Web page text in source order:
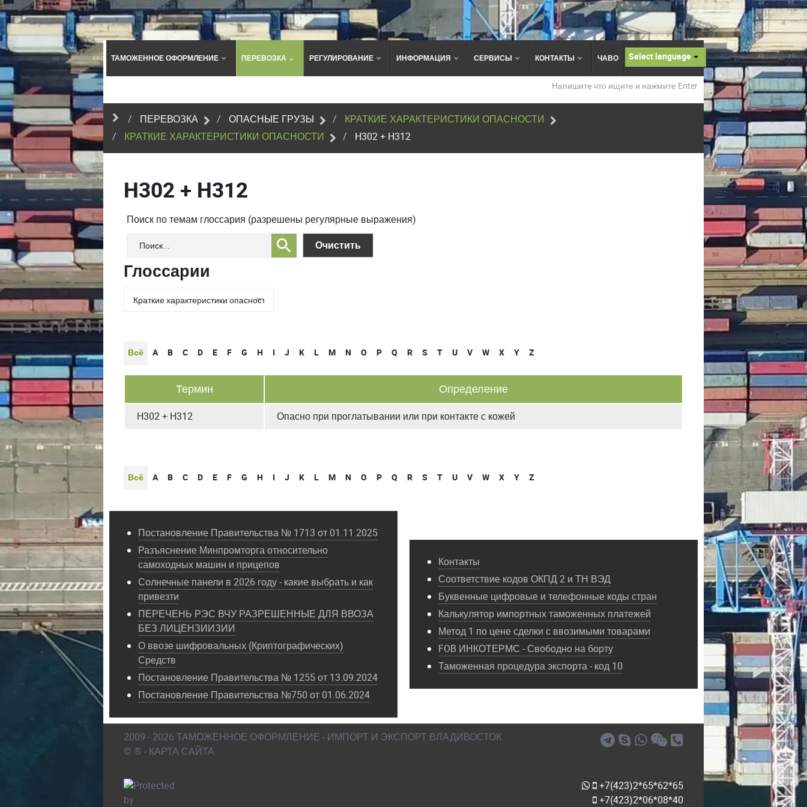
ТАМОЖЕННОЕ ОФОРМЛЕНИЕ ПЕРЕВОЗКА РЕГУЛИРОВАНИЕ ИНФОРМАЦИЯ СЕРВИСЫ КОНТАКТЫ ЧАВО Select language
сайту
ПЕРЕВОЗКА ОПАСНЫЕ ГРУЗЫ
КРАТКИЕ ХАРАКТЕРИСТИКИ ОПАСНОСТИ
КРАТКИЕ ХАРАКТЕРИСТИКИ ОПАСНОСТИ
H302 + H312
H302 + H312
Поиск по темам глоссария (разрешены регулярные выражения)
Глоссарии
Всё A B C D E F G H I J K L M N O P Q R S T U V W X Y Z
Термин Определение
H302 + H312 Опасно при проглатывании или при контакте с кожей
Всё A B C D E F G H I J K L M N O P Q R S T U V W X Y Z
Постановление Правительства № 1713 от 01.11.2025
Разъяснение Минпромторга относительно
самоходных машин и прицепов
Солнечные панели в 2026 году - какие выбрать и как
привезти
ПЕРЕЧЕНЬ РЭС ВЧУ РАЗРЕШЕННЫЕ ДЛЯ ВВОЗА
БЕЗ ЛИЦЕНЗИИЗИИ
О ввозе шифровальных (Криптографических)
Средств
Постановление Правительства № 1255 от 13.09.2024
Постановление Правительства №750 от 01.06.2024
Контакты
Соответствие кодов ОКПД 2 и ТН ВЭД
Буквенные цифровые и телефонные коды стран
Калькулятор импортных таможенных платежей
Метод 1 по цене сделки с ввозимыми товарами
FOB ИНКОТЕРМС - Свободно на борту
Таможенная процедура экспорта - код 10
2009 - 2026 ТАМОЖЕННОЕ ОФОРМЛЕНИЕ - ИМПОРТ И ЭКСПОРТ ВЛАДИВОСТОК
© ® - КАРТА САЙТА
+7(423)2*65*62*65
+7(423)2*06*08*40